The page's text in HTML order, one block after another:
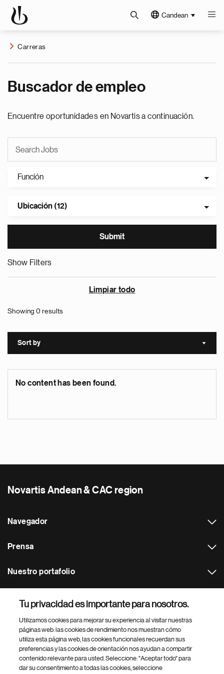
Candean
Carreras
Buscador de empleo
Encuentre oportunidades en Novartis a continuación.
Función
Ubicación (12)
Show Filters
Limpiar todo
Showing 0 results
Sort by Sort
No content has been found.
Novartis Andean & CAC region
Navegador
Prensa
Nuestro portafolio
Footer Site Search
Tu privacidad es importante para nosotros.
Utilizamos cookies para mejorar su experiencia al visitar nuestras
páginas web: las cookies de rendimiento nos muestran cómo
utiliza esta página web, las cookies funcionales recuerdan sus
preferencias y las cookies de orientación nos ayudan a compartir
contenido relevante para usted. Seleccione: "Aceptar todo" para
dar su consentimiento a todas las cookies, seleccione